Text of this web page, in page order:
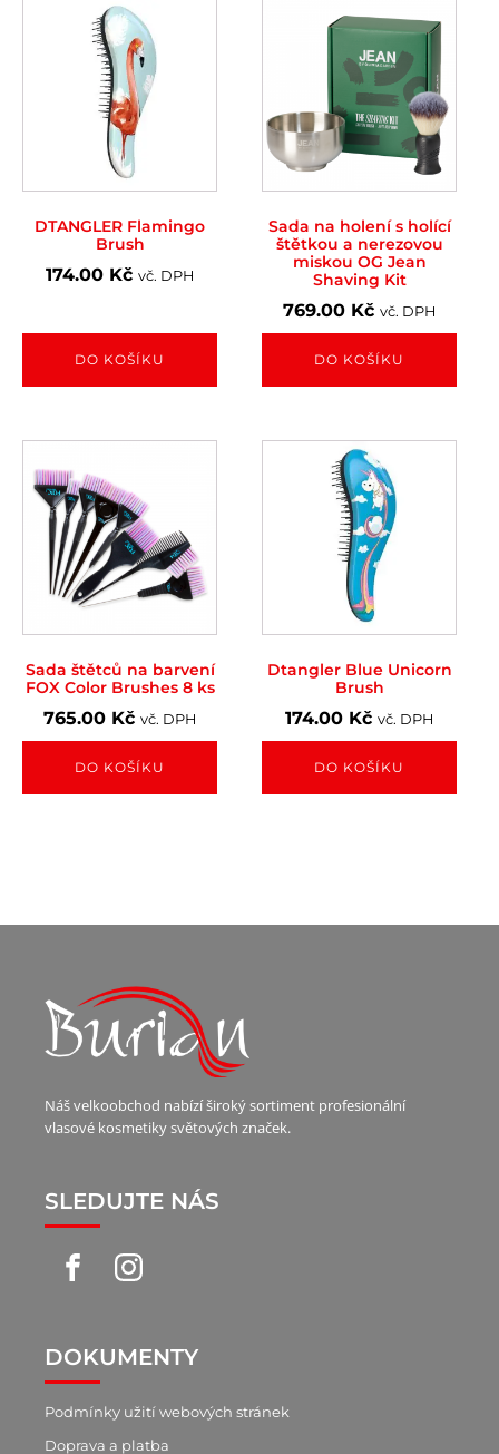
DTANGLER Flamingo
Brush
174.00 Kč vč. DPH
DO KOŠÍKU
Sada na holení s holící
štětkou a nerezovou
miskou OG Jean
Shaving Kit
769.00 Kč vč. DPH
DO KOŠÍKU
Sada štětců na barvení
FOX Color Brushes 8 ks
765.00 Kč vč. DPH
DO KOŠÍKU
Dtangler Blue Unicorn
Brush
174.00 Kč vč. DPH
DO KOŠÍKU
Náš velkoobchod nabízí široký sortiment profesionální
vlasové kosmetiky světových značek.
SLEDUJTE NÁS
DOKUMENTY
Podmínky užití webových stránek
Doprava a platba